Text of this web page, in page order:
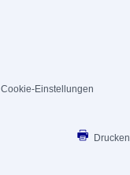
Cookie-Einstellungen
Drucken